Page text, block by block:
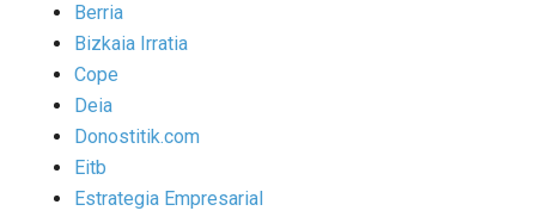
Berria
Bizkaia Irratia
Cope
Deia
Donostitik.com
Eitb
Estrategia Empresarial